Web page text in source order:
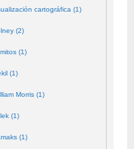
cartográfica (1)
(2)
(1)
(1)
Morris (1)
(1)
(1)